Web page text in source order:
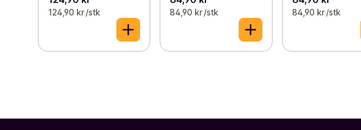
124,90 kr /stk 84,90 kr /stk 84,90 kr /stk